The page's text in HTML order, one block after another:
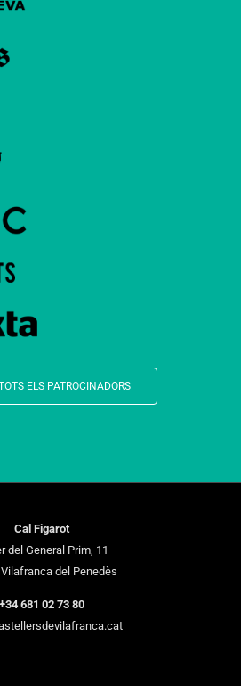
ELS PATROCINADORS
Cal Figarot
del General Prim, 11
del Penedès
+34 681 02 73 80